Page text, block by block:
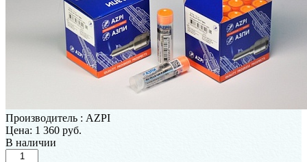
Производитель : AZPI
Цена: 1 360 руб.
В наличии